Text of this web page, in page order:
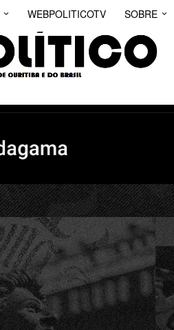
WEBPOLITICOTV SOBRE